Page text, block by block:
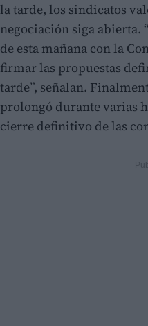
la tarde, los sindicatos
negociación siga
de esta mañana con la
firmar las propuestas
tarde”, señalan.
prolongó durante varias
cierre definitivo de las